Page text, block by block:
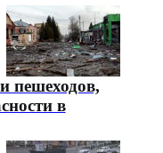
пешеходов,
в